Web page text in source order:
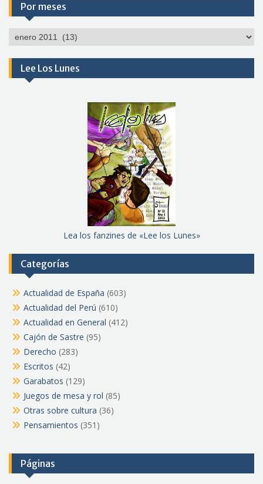
Por meses
Por
Lee Los Lunes
Lea los fanzines de «Lee los Lunes»
Categorías
Actualidad de España (603)
Actualidad del Perú (610)
Actualidad en General (412)
Cajón de Sastre (95)
Derecho (283)
Escritos (42)
Garabatos (129)
Juegos de mesa y rol (85)
Otras sobre cultura (36)
Pensamientos (351)
Páginas